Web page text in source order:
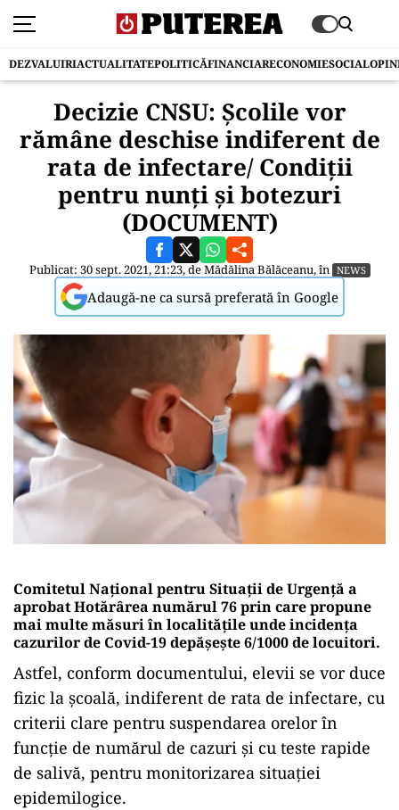
DEZVALUIRIACTUALITATEPOLITICĂFINANCIARECONOMIESOCIAL
Decizie CNSU: Școlile vor
rămâne deschise indiferent de
rata de infectare/ Condiţii
pentru nunţi şi botezuri
(DOCUMENT)
Publicat: 30 sept. 2021, 21:23, deMădălina Bălăceanu, în NEWS
Adaugă-ne ca sursă preferată în Google
Comitetul Național pentru Situații de Urgență a
aprobat Hotărârea numărul 76 prin care propune
mai multe măsuri în localitățile unde incidența
cazurilor de Covid-19 depășește 6/1000 de locuitori.
Astfel, conform documentului, elevii se vor duce
fizic la școală, indiferent de rata de infectare, cu
criterii clare pentru suspendarea orelor în
funcţie de numărul de cazuri şi cu teste rapide
de salivă, pentru monitorizarea situaţiei
epidemilogice.